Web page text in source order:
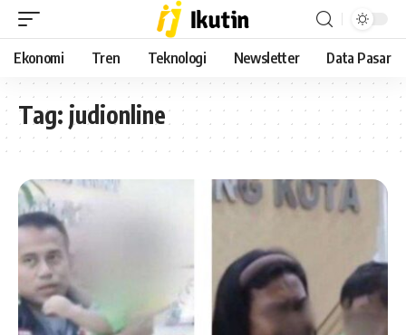
Ekonomi Tren Teknologi Newsletter Data Pasar
Tag: judionline